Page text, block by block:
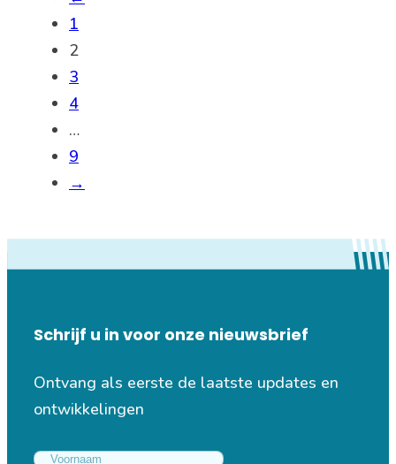
1
2
3
4
…
9
→
Schrijf u in voor onze nieuwsbrief
Ontvang als eerste de laatste updates en
ontwikkelingen